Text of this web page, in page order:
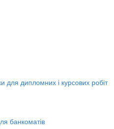
для дипломних і курсових робіт
банкоматів